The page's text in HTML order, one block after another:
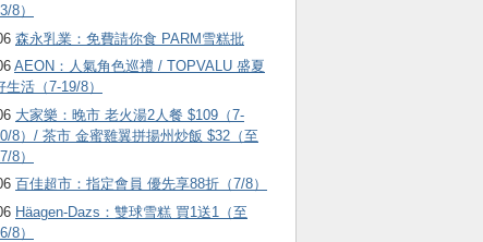
8）
森永乳業：免費請你食 PARM雪糕批
AEON：人氣角色巡禮 / TOPVALU 盛夏
生活（7-19/8）
大家樂：晚市 老火湯2人餐 $109（7-
8）/ 茶市 金蜜雞翼拼揚州炒飯 $32（至
8）
百佳超市：指定會員 優先享88折（7/8）
Häagen-Dazs ：雙球雪糕 買1送1（至
8）